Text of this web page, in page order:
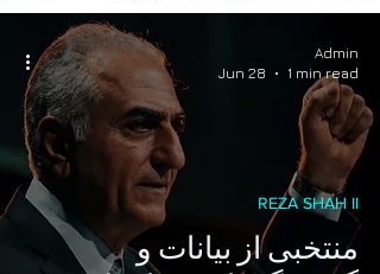
منتخبی از بیانات و
REZA SHAH II
Admin
Jun 28
1 min read